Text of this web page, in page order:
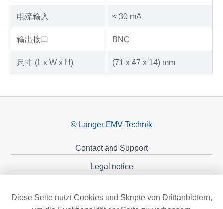
电流输入 ≈ 30 mA
输出接口 BNC
尺寸 (L x W x H) (71 x 47 x 14) mm
© Langer EMV-Technik
Contact and Support
Legal notice
Diese Seite nutzt Cookies und Skripte von Drittanbietern,